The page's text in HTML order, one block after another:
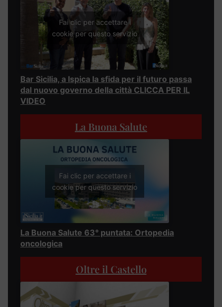
Fai clic per accettare i
cookie per questo servizio
Bar Sicilia, a Ispica la sfida per il futuro passa
dal nuovo governo della città CLICCA PER IL
VIDEO
La Buona Salute
Fai clic per accettare i
cookie per questo servizio
La Buona Salute 63° puntata: Ortopedia
oncologica
Oltre il Castello